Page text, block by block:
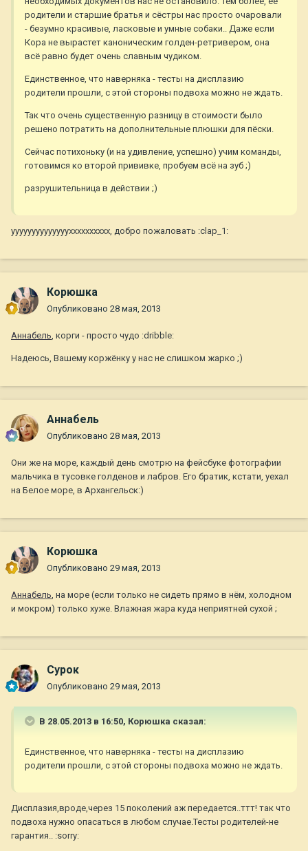
родители и старшие братья и сёстры нас просто очаровали
- безумно красивые, ласковые и умные собаки.. Даже если
Кора не вырастет каноническим голден-ретривером, она
всё равно будет очень славным чудиком.
Единственное, что наверняка - тесты на дисплазию
родители прошли, с этой стороны подвоха можно не ждать.
Так что очень существенную разницу в стоимости было
решено потратить на дополнительные плюшки для пёски.
Сейчас потихоньку (и на удивление, успешно) учим команды,
готовимся ко второй прививке, пробуем всё на зуб ;)
разрушительница в действии ;)
уууууууууууууухххххххххх, добро пожаловать :clap_1:
Корюшка
Опубликовано 28 мая, 2013
Aннaбель, корги - просто чудо :dribble:
Надеюсь, Вашему коржёнку у нас не слишком жарко ;)
Aннaбель
Опубликовано 28 мая, 2013
Они же на море, каждый день смотрю на фейсбуке фотографии
мальчика в тусовке голденов и лабров. Его братик, кстати, уехал
на Белое море, в Архангельск:)
Корюшка
Опубликовано 29 мая, 2013
Aннaбель, на море (если только не сидеть прямо в нём, холодном
и мокром) только хуже. Влажная жара куда неприятней сухой ;
Сурок
Опубликовано 29 мая, 2013
В 28.05.2013 в 16:50, Корюшка сказал:
Единственное, что наверняка - тесты на дисплазию
родители прошли, с этой стороны подвоха можно не ждать.
Дисплазия,вроде,через 15 поколений аж передается..ттт! так что
подвоха нужно опасаться в любом случае.Тесты родителей-не
гарантия.. :sorry: